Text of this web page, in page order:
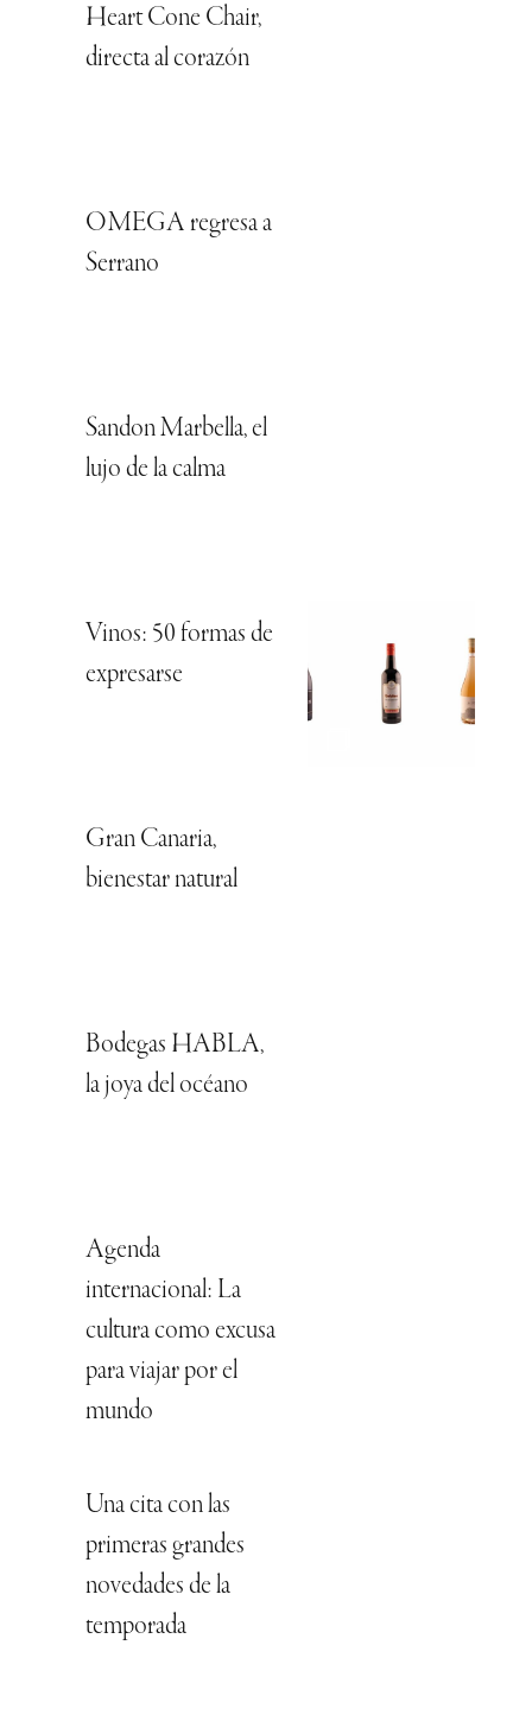
Heart Cone Chair,
directa al corazón
OMEGA regresa a
Serrano
Sandon Marbella, el
lujo de la calma
Vinos: 50 formas de
expresarse
Gran Canaria,
bienestar natural
Bodegas HABLA,
la joya del océano
Agenda
internacional: La
cultura como excusa
para viajar por el
mundo
Una cita con las
primeras grandes
novedades de la
temporada